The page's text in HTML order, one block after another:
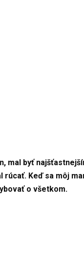
mal byť
rúcať. Keď sa môj
o všetkom.